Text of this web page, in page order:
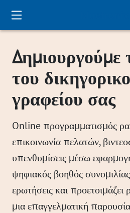
Δημιουργούμε
του
γραφείου σας
Online προγραμματισμός
επικοινωνία πελατών,
υπενθυμίσεις μέσω
ψηφιακός βοηθός
ερωτήσεις και
μια επαγγελματική